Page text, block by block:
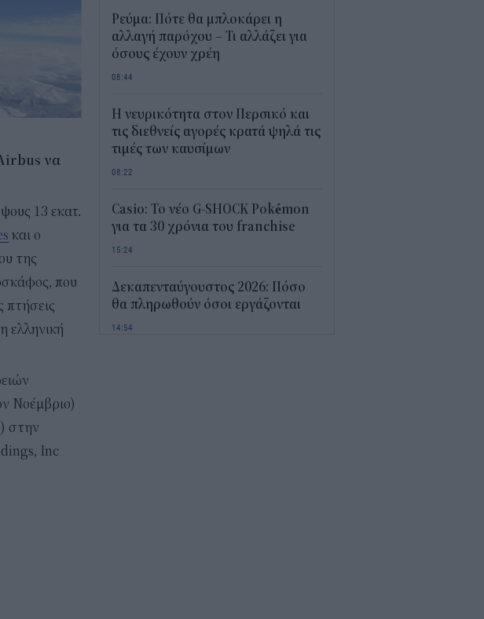
Airbus να
13 εκατ.
και ο
της
που
πτήσεις
ελληνική
Νοέμβριο)
στην
Inc
Ρεύμα: Πότε θα μπλοκάρει η
αλλαγή παρόχου – Τι αλλάζει για
όσους έχουν χρέη
08:44
Η νευρικότητα στον Περσικό και
τις διεθνείς αγορές κρατά ψηλά τις
τιμές των καυσίμων
08:22
Casio: Το νέο G-SHOCK Pokémon
για τα 30 χρόνια του franchise
15:24
Δεκαπενταύγουστος 2026: Πόσο
θα πληρωθούν όσοι εργάζονται
14:54